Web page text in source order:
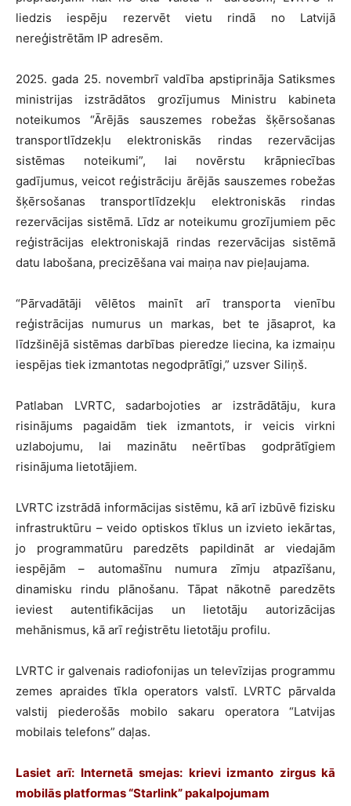
liedzis iespēju rezervēt vietu rindā no Latvijā
nereģistrētām IP adresēm.
2025. gada 25. novembrī valdība apstiprināja Satiksmes
ministrijas izstrādātos grozījumus Ministru kabineta
noteikumos “Ārējās sauszemes robežas šķērsošanas
transportlīdzekļu elektroniskās rindas rezervācijas
sistēmas noteikumi”, lai novērstu krāpniecības
gadījumus, veicot reģistrāciju ārējās sauszemes robežas
šķērsošanas transportlīdzekļu elektroniskās rindas
rezervācijas sistēmā. Līdz ar noteikumu grozījumiem pēc
reģistrācijas elektroniskajā rindas rezervācijas sistēmā
datu labošana, precizēšana vai maiņa nav pieļaujama.
“Pārvadātāji vēlētos mainīt arī transporta vienību
reģistrācijas numurus un markas, bet te jāsaprot, ka
līdzšinējā sistēmas darbības pieredze liecina, ka izmaiņu
iespējas tiek izmantotas negodprātīgi,” uzsver Siliņš.
Patlaban LVRTC, sadarbojoties ar izstrādātāju, kura
risinājums pagaidām tiek izmantots, ir veicis virkni
uzlabojumu, lai mazinātu neērtības godprātīgiem
risinājuma lietotājiem.
LVRTC izstrādā informācijas sistēmu, kā arī izbūvē fizisku
infrastruktūru – veido optiskos tīklus un izvieto iekārtas,
jo programmatūru paredzēts papildināt ar viedajām
iespējām – automašīnu numura zīmju atpazīšanu,
dinamisku rindu plānošanu. Tāpat nākotnē paredzēts
ieviest autentifikācijas un lietotāju autorizācijas
mehānismus, kā arī reģistrētu lietotāju profilu.
LVRTC ir galvenais radiofonijas un televīzijas programmu
zemes apraides tīkla operators valstī. LVRTC pārvalda
valstij piederošās mobilo sakaru operatora “Latvijas
mobilais telefons” daļas.
Lasiet arī: Internetā smejas: krievi izmanto zirgus kā
mobilās platformas “Starlink” pakalpojumam